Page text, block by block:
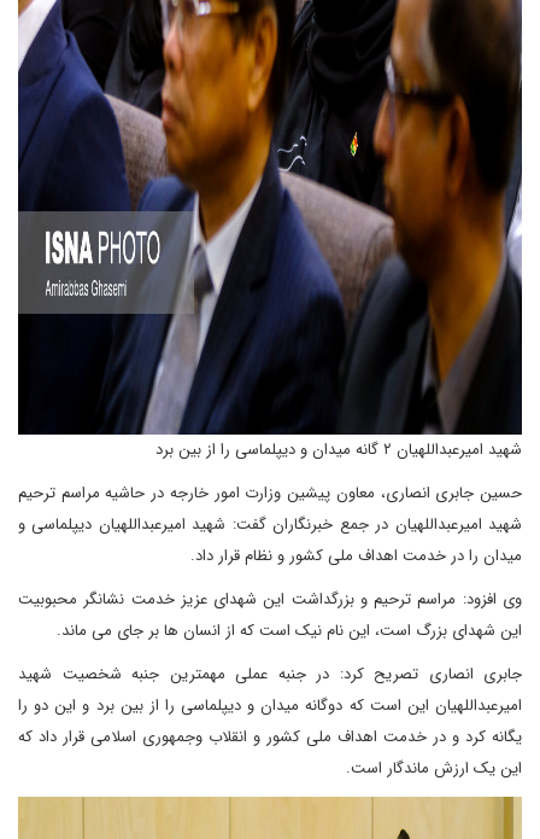
شهید امیرعبداللهیان ۲ گانه میدان و دیپلماسی را از بین برد
حسین جابری انصاری، معاون پیشین وزارت امور خارجه در حاشیه مراسم ترحیم
شهید امیرعبداللهیان در جمع خبرنگاران گفت: شهید امیرعبداللهیان دیپلماسی و
میدان را در خدمت اهداف ملی کشور و نظام قرار داد.
وی افزود: مراسم ترحیم و بزرگداشت این شهدای عزیز خدمت نشانگر محبوبیت
این شهدای بزرگ است، این نام نیک است که از انسان ها بر جای می ماند.
جابری انصاری تصریح کرد: در جنبه عملی مهمترین جنبه شخصیت شهید
امیرعبداللهیان این است که دوگانه میدان و دیپلماسی را از بین برد و این دو را
یگانه کرد و در خدمت اهداف ملی کشور و انقلاب وجمهوری اسلامی قرار داد که
این یک ارزش ماندگار است.